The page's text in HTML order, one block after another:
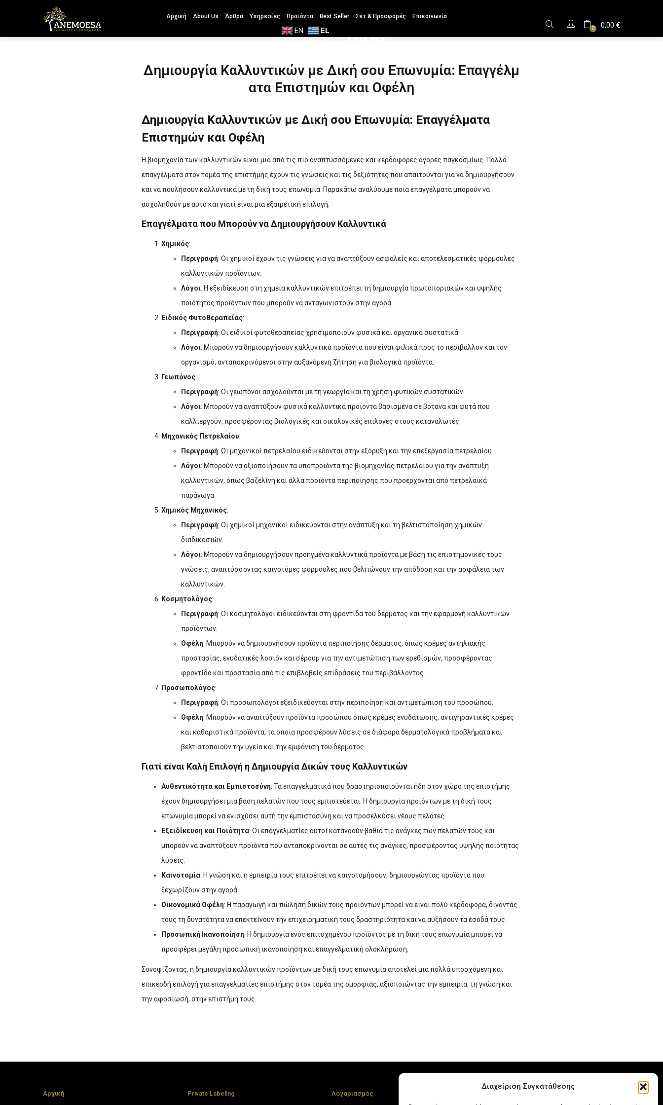
Διαχείριση Συγκατάθεσης
Αρχική About Us Άρθρα Υπηρεσίες Προϊόντα Best Seller Σετ & Προσφορές Επικοινωνία
EN EL 0 0,00 €
Home/ blog
Δημιουργία Καλλυντικών με Δική σου Επωνυμία: Επαγγέλμ
ατα Επιστημών και Οφέλη
Δημιουργία Καλλυντικών με Δική σου Επωνυμία: Επαγγέλματα
Επιστημών και Οφέλη
Η βιομηχανία των καλλυντικών είναι μια από τις πιο αναπτυσσόμενες και κερδοφόρες αγορές παγκοσμίως. Πολλά
επαγγέλματα στον τομέα της επιστήμης έχουν τις γνώσεις και τις δεξιότητες που απαιτούνται για να δημιουργήσουν
και να πουλήσουν καλλυντικά με τη δική τους επωνυμία. Παρακάτω αναλύουμε ποια επαγγέλματα μπορούν να
ασχοληθούν με αυτό και γιατί είναι μια εξαιρετική επιλογή.
Επαγγέλματα που Μπορούν να Δημιουργήσουν Καλλυντικά
Χημικός:
Περιγραφή: Οι χημικοί έχουν τις γνώσεις για να αναπτύξουν ασφαλείς και αποτελεσματικές φόρμουλες
καλλυντικών προϊόντων.
Λόγοι: Η εξειδίκευση στη χημεία καλλυντικών επιτρέπει τη δημιουργία πρωτοποριακών και υψηλής
ποιότητας προϊόντων που μπορούν να ανταγωνιστούν στην αγορά.
Ειδικός Φυτοθεραπείας:
Περιγραφή: Οι ειδικοί φυτοθεραπείας χρησιμοποιούν φυσικά και οργανικά συστατικά.
Λόγοι: Μπορούν να δημιουργήσουν καλλυντικά προϊόντα που είναι φιλικά προς το περιβάλλον και τον
οργανισμό, ανταποκρινόμενοι στην αυξανόμενη ζήτηση για βιολογικά προϊόντα.
Γεωπόνος:
Περιγραφή: Οι γεωπόνοι ασχολούνται με τη γεωργία και τη χρήση φυτικών συστατικών.
Λόγοι: Μπορούν να αναπτύξουν φυσικά καλλυντικά προϊόντα βασισμένα σε βότανα και φυτά που
καλλιεργούν, προσφέροντας βιολογικές και οικολογικές επιλογές στους καταναλωτές.
Μηχανικός Πετρελαίου:
Περιγραφή: Οι μηχανικοί πετρελαίου ειδικεύονται στην εξόρυξη και την επεξεργασία πετρελαίου.
Λόγοι: Μπορούν να αξιοποιήσουν τα υποπροϊόντα της βιομηχανίας πετρελαίου για την ανάπτυξη
καλλυντικών, όπως βαζελίνη και άλλα προϊόντα περιποίησης που προέρχονται από πετρελαϊκά
παράγωγα.
Χημικός Μηχανικός:
Περιγραφή: Οι χημικοί μηχανικοί ειδικεύονται στην ανάπτυξη και τη βελτιστοποίηση χημικών
διαδικασιών.
Λόγοι: Μπορούν να δημιουργήσουν προηγμένα καλλυντικά προϊόντα με βάση τις επιστημονικές τους
γνώσεις, αναπτύσσοντας καινοτόμες φόρμουλες που βελτιώνουν την απόδοση και την ασφάλεια των
καλλυντικών.
Κοσμητολόγος:
Περιγραφή: Οι κοσμητολόγοι ειδικεύονται στη φροντίδα του δέρματος και την εφαρμογή καλλυντικών
προϊόντων.
Οφέλη: Μπορούν να δημιουργήσουν προϊόντα περιποίησης δέρματος, όπως κρέμες αντηλιακής
προστασίας, ενυδατικές λοσιόν και σέρουμ για την αντιμετώπιση των ερεθισμών, προσφέροντας
φροντίδα και προστασία από τις επιβλαβείς επιδράσεις του περιβάλλοντος.
Προσωπολόγος:
Περιγραφή: Οι προσωπολόγοι εξειδικεύονται στην περιποίηση και αντιμετώπιση του προσώπου.
Οφέλη: Μπορούν να αναπτύξουν προϊόντα προσώπου όπως κρέμες ενυδάτωσης, αντιγηραντικές κρέμες
και καθαριστικά προϊόντα, τα οποία προσφέρουν λύσεις σε διάφορα δερματολογικά προβλήματα και
βελτιστοποιούν την υγεία και την εμφάνιση του δέρματος.
Γιατί είναι Καλή Επιλογή η Δημιουργία Δικών τους Καλλυντικών
Αυθεντικότητα και Εμπιστοσύνη: Τα επαγγελματικά που δραστηριοποιούνται ήδη στον χώρο της επιστήμης
έχουν δημιουργήσει μια βάση πελατών που τους εμπιστεύεται. Η δημιουργία προϊόντων με τη δική τους
επωνυμία μπορεί να ενισχύσει αυτή την εμπιστοσύνη και να προσελκύσει νέους πελάτες.
Εξειδίκευση και Ποιότητα: Οι επαγγελματίες αυτοί κατανοούν βαθιά τις ανάγκες των πελατών τους και
μπορούν να αναπτύξουν προϊόντα που ανταποκρίνονται σε αυτές τις ανάγκες, προσφέροντας υψηλής ποιότητας
λύσεις.
Καινοτομία: Η γνώση και η εμπειρία τους επιτρέπει να καινοτομήσουν, δημιουργώντας προϊόντα που
ξεχωρίζουν στην αγορά.
Οικονομικά Οφέλη: Η παραγωγή και πώληση δικών τους προϊόντων μπορεί να είναι πολύ κερδοφόρα, δίνοντάς
τους τη δυνατότητα να επεκτείνουν την επιχειρηματική τους δραστηριότητα και να αυξήσουν τα έσοδά τους.
Προσωπική Ικανοποίηση: Η δημιουργία ενός επιτυχημένου προϊόντος με τη δική τους επωνυμία μπορεί να
προσφέρει μεγάλη προσωπική ικανοποίηση και επαγγελματική ολοκλήρωση.
Συνοψίζοντας, η δημιουργία καλλυντικών προϊόντων με δική τους επωνυμία αποτελεί μια πολλά υποσχόμενη και
επικερδή επιλογή για επαγγελματίες επιστήμης στον τομέα της ομορφιάς, αξιοποιώντας την εμπειρία, τη γνώση και
την αφοσίωσή, στην επιστήμη τους.
Αρχική
Private Labeling
Λογαριασμός